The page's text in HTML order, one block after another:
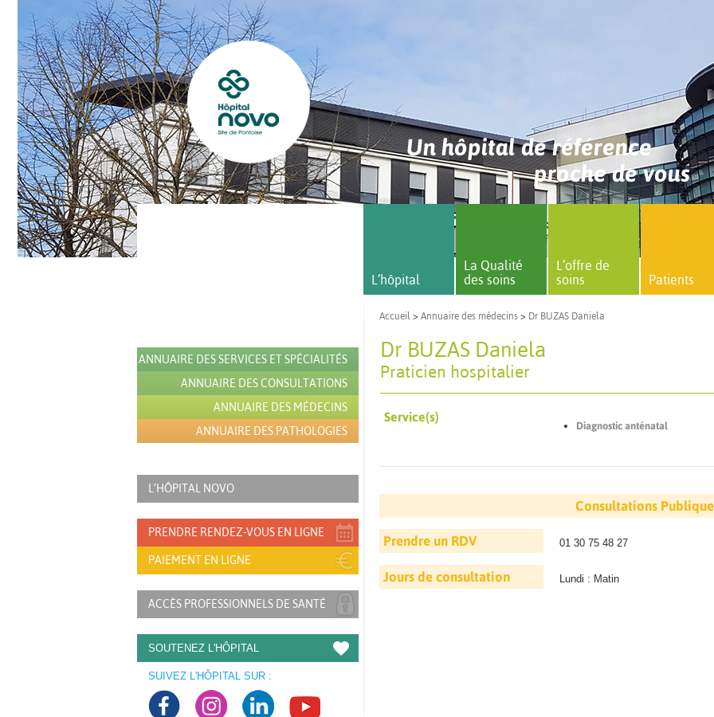
Un hôpital de référence
proche de vous
ANNUAIRE DES SERVICES ET SPÉCIALITÉS
ANNUAIRE DES CONSULTATIONS
ANNUAIRE DES MÉDECINS
ANNUAIRE DES PATHOLOGIES
L’HÔPITAL NOVO
PRENDRE RENDEZ-VOUS EN LIGNE
PAIEMENT EN LIGNE
ACCÈS PROFESSIONNELS DE SANTÉ
SOUTENEZ L'HÔPITAL
SUIVEZ L'HÔPITAL SUR :
L’hôpital
La Qualité
des soins
L’offre de
soins
Patients
Accueil > Annuaire des médecins > Dr BUZAS Daniela
Dr BUZAS Daniela
Praticien hospitalier
Service(s)
Diagnostic anténatal
Consultations
Prendre un RDV 01 30 75 48 27
Jours de consultation Lundi : Matin